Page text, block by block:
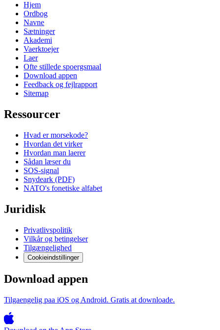
Hjem
Ordbog
Navne
Sætninger
Akademi
Vaerktoejer
Laer
Ofte stillede spoergsmaal
Download appen
Feedback og fejlrapport
Sitemap
Ressourcer
Hvad er morsekode?
Hvordan det virker
Hvordan man laerer
Sådan læser du
SOS-signal
Snydeark (PDF)
NATO's fonetiske alfabet
Juridisk
Privatlivspolitik
Vilkår og betingelser
Tilgængelighed
Cookieindstillinger
Download appen
Tilgaengelig paa iOS og Android. Gratis at downloade.